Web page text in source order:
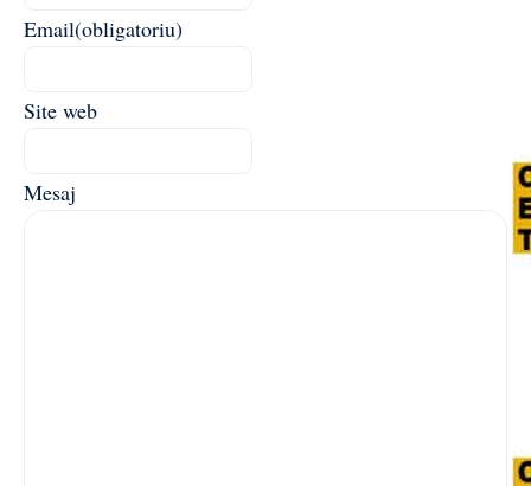
Email(obligatoriu)
Site web
Mesaj